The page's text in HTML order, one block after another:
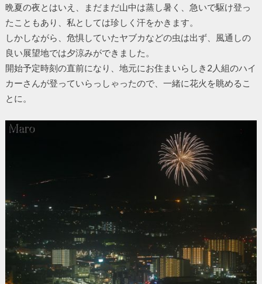
晩夏の夜とはいえ、まだまだ山中は蒸し暑く、急いで駆け登っ
たこともあり、私としては珍しく汗をかきます。
しかしながら、危惧していたヤブカなどの虫は出ず、風通しの
良い展望地では夕涼みができました。
開始予定時刻の直前になり、地元にお住まいらしき2人組のハイ
カーさんが登っていらっしゃったので、一緒に花火を眺めるこ
とに。